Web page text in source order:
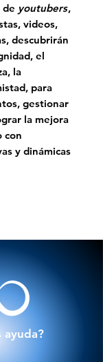
de youtubers,
videos,
descubrirán
el
la
para
gestionar
la mejora
con
y dinámicas
ayuda?